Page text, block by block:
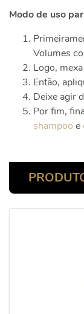
Modo de uso
Volumes
Logo,
Então,
Deixe agir
Por fim,
shampoo e